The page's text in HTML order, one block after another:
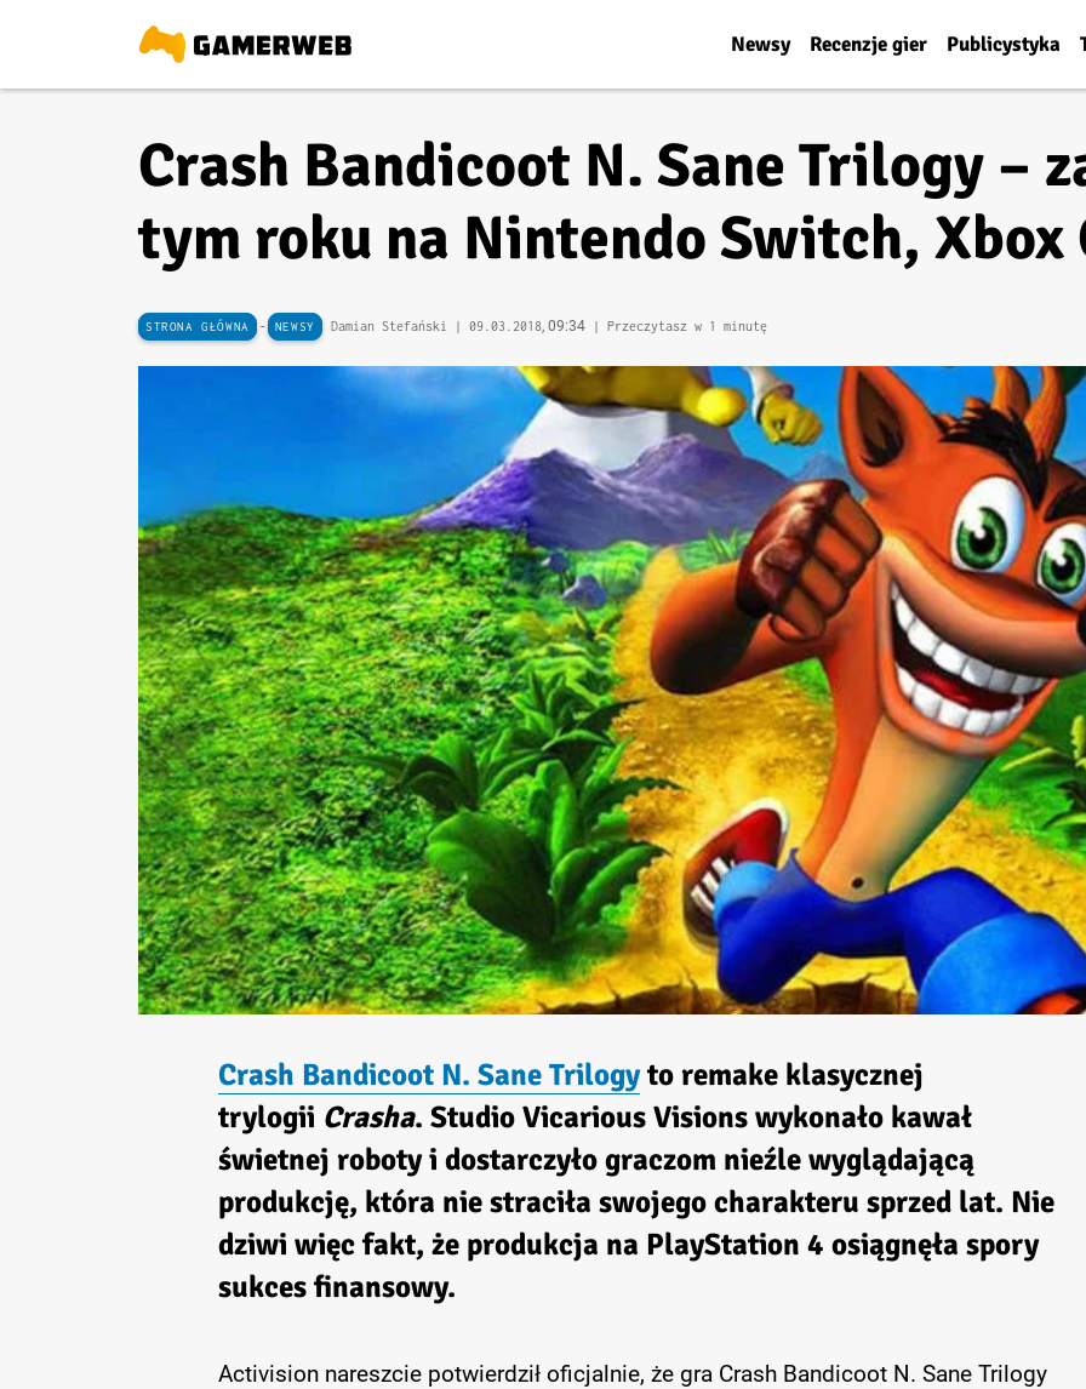
Newsy Recenzje gier Publicystyka
Crash Bandicoot N. Sane Trilogy –
tym roku na Nintendo Switch, Xbox
STRONA GŁÓWNA - NEWSY Damian Stefański | 09.03.2018, 09:34 | Przeczytasz w 1 minutę
Crash Bandicoot N. Sane Trilogyto remake klasycznej
trylogii Crasha. Studio Vicarious Visions wykonało kawał
świetnej roboty i dostarczyło graczom nieźle wyglądającą
produkcję, która nie straciła swojego charakteru sprzed lat. Nie
dziwi więc fakt, że produkcja na PlayStation 4 osiągnęła spory
sukces finansowy.
Activision nareszcie potwierdził oficjalnie, że gra Crash Bandicoot N. Sane Trilogy